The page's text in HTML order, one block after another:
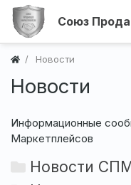
Союз
Новости
Новости
Информационные
Маркетплейсов
Новости СПМ